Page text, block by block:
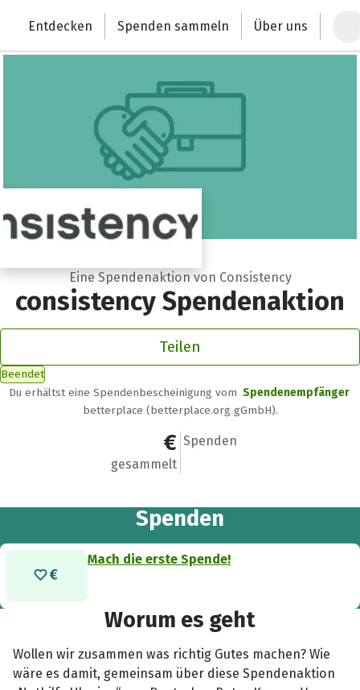
Deutschlands größte Spendenplattform
Entdecken Spenden sammeln Über uns
Eine Spendenaktion von Consistency
consistency Spendenaktion
Teilen
Beendet
Du erhältst eine Spendenbescheinigung vom Spendenempfänger
betterplace (betterplace.org gGmbH).
0 €
gesammelt
0
Spenden
Spenden
Mach die erste Spende!
Worum es geht
Wollen wir zusammen was richtig Gutes machen? Wie
wäre es damit, gemeinsam über diese Spendenaktion